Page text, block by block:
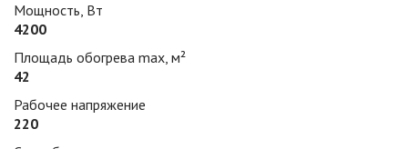
Мощность, Вт
4200
Площадь обогрева max, м²
42
Рабочее напряжение
220